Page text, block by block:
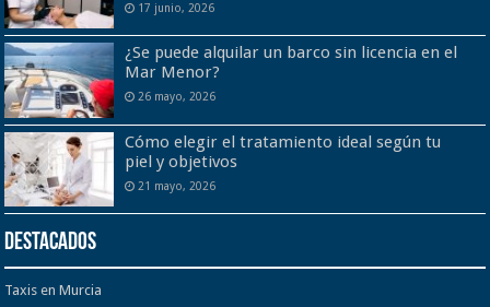
17 junio, 2026
¿Se puede alquilar un barco sin licencia en el
Mar Menor?
26 mayo, 2026
Cómo elegir el tratamiento ideal según tu
piel y objetivos
21 mayo, 2026
Destacados
Taxis en Murcia